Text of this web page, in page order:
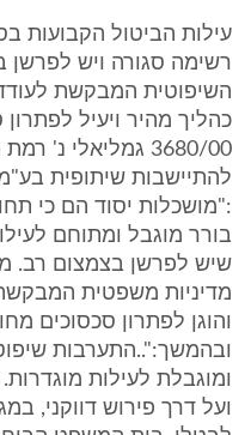
רשימה סגורה ויש לפרשן
השיפוטית המבקשת
כהליך מהיר ויעיל
3680/00 גמליאלי
:"מושכלות יסוד הם כי
בורר מוגבל ומתוחם
שיש לפרשן בצמצום רב.
מדיניות משפטית
והוגן לפתרון סכסוכים
ובהמשך:"..התערבות
ומוגבלת לעילות
ועל דרך פירוש דווקני,